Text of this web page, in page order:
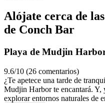
Alójate cerca de
de Conch Bar
Playa de Mudjin
9.6/10 (26 comentarios)
¿Te apetece una tarde de
Mudjin Harbor te encantará. Y,
explorar entornos naturales de